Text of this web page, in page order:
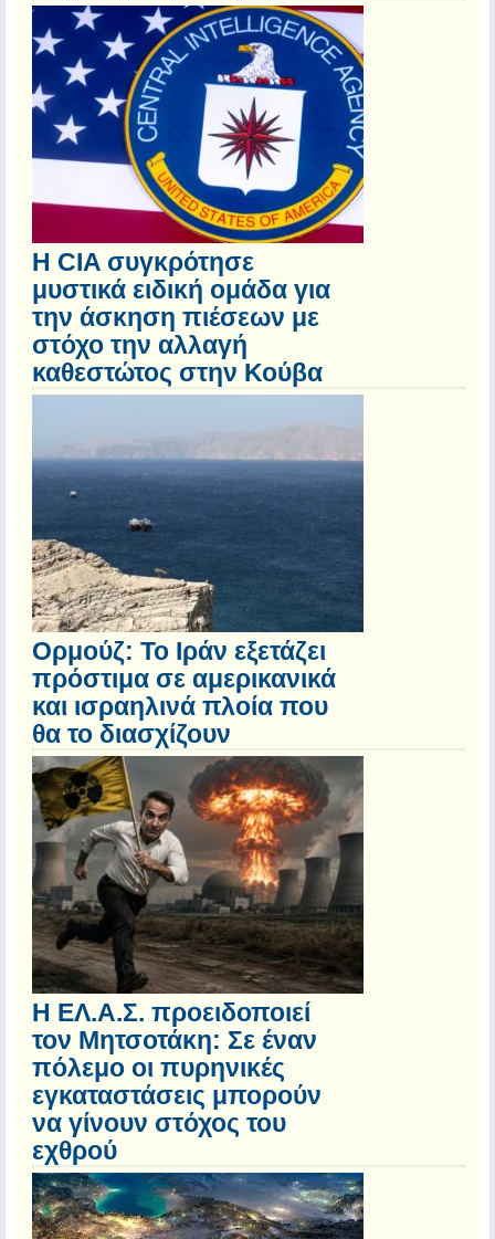
Η CIA συγκρότησε
μυστικά ειδική ομάδα για
την άσκηση πιέσεων με
στόχο την αλλαγή
καθεστώτος στην Κούβα
Ορμούζ: Το Ιράν εξετάζει
πρόστιμα σε αμερικανικά
και ισραηλινά πλοία που
θα το διασχίζουν
Η ΕΛ.Α.Σ. προειδοποιεί
τον Μητσοτάκη: Σε έναν
πόλεμο οι πυρηνικές
εγκαταστάσεις μπορούν
να γίνουν στόχος του
εχθρού